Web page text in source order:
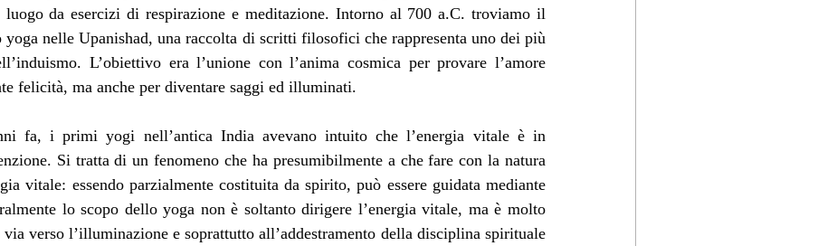
da esercizi di respirazione e meditazione. Intorno al 700 a.C. troviamo il
yoga nelle Upanishad, una raccolta di scritti filosofici che rappresenta uno dei più
L’obiettivo era l’unione con l’anima cosmica per provare l’amore
felicità, ma anche per diventare saggi ed illuminati.
fa, i primi yogi nell’antica India avevano intuito che l’energia vitale è in
Si tratta di un fenomeno che ha presumibilmente a che fare con la natura
vitale: essendo parzialmente costituita da spirito, può essere guidata mediante
lo scopo dello yoga non è soltanto dirigere l’energia vitale, ma è molto
verso l’illuminazione e soprattutto all’addestramento della disciplina spirituale